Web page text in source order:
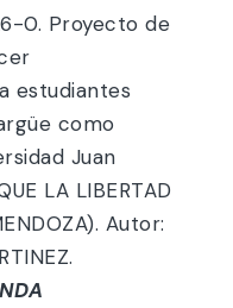
0. Proyecto de
estudiantes
como
Juan
LA LIBERTAD
Autor: